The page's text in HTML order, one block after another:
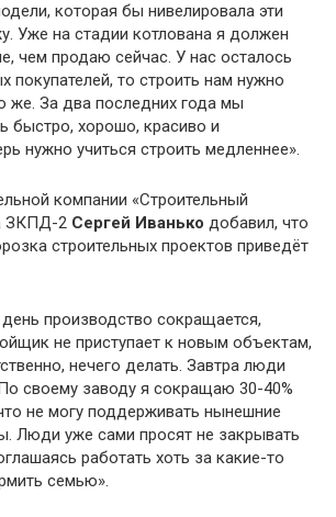
которая бы нивелировала эти
Уже на стадии котлована я должен
чем продаю сейчас. У нас осталось
покупателей, то строить нам нужно
же. За два последних года мы
быстро, хорошо, красиво и
нужно учиться строить медленнее».
компании «Строительный
ЗКПД-2 Сергей Иванько добавил, что
строительных проектов приведёт
производство сокращается,
не приступает к новым объектам,
нечего делать. Завтра люди
своему заводу я сокращаю 30-40%
не могу поддерживать нынешние
Люди уже сами просят не закрывать
работать хоть за какие-то
семью».